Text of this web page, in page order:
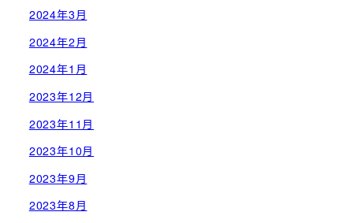
2024年3月
2024年2月
2024年1月
2023年12月
2023年11月
2023年10月
2023年9月
2023年8月